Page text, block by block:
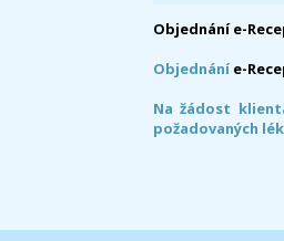
Objednání e-
Objednáníe-
Na žádost
požadovaných